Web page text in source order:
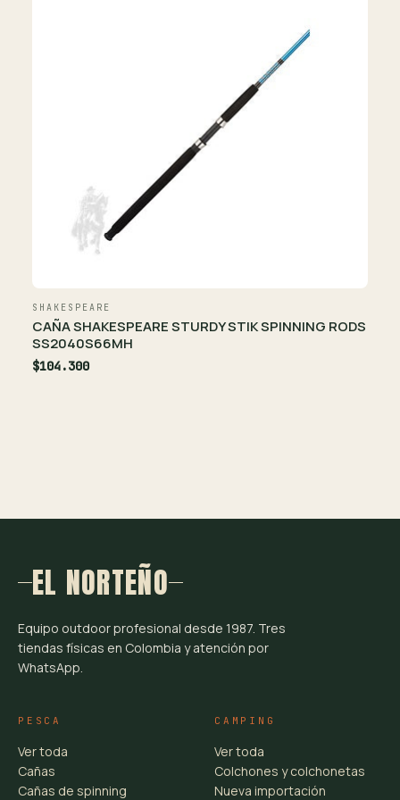
SHAKESPEARE
CAÑA SHAKESPEARE STURDY STIK SPINNING RODS
SS2040S66MH
$104.300
EL NORTEÑO
Equipo outdoor profesional desde 1987. Tres
tiendas físicas en Colombia y atención por
WhatsApp.
PESCA
Ver toda
Cañas
Cañas de spinning
CAMPING
Ver toda
Colchones y colchonetas
Nueva importación